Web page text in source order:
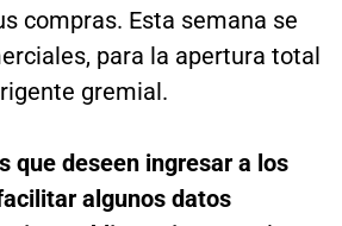
compras. Esta semana se
para la apertura total
gremial.
que deseen ingresar a los
algunos datos